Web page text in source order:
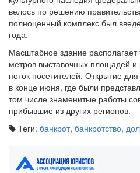
велось по решению
полноценный комплекс был
года.
Масштабное здание
метров выставочных площадей
поток посетителей. Открытие
в конце июня, где были
том числе знаменитые работы
прибывшие из других регионов.
Теги: банкрот, банкротство,